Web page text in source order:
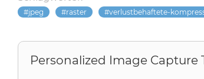
jpeg raster verlustbehaftete-
Personalized Image Capture